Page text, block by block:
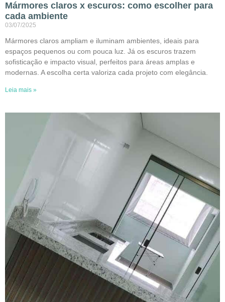
Mármores claros x escuros: como escolher para
cada ambiente
03/07/2025
Mármores claros ampliam e iluminam ambientes, ideais para
espaços pequenos ou com pouca luz. Já os escuros trazem
sofisticação e impacto visual, perfeitos para áreas amplas e
modernas. A escolha certa valoriza cada projeto com elegância.
Leia mais »